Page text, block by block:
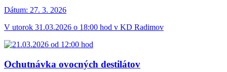
Dátum: 27. 3. 2026
V utorok 31.03.2026 o 18:00 hod v KD Radimov
Ochutnávka ovocných destilátov